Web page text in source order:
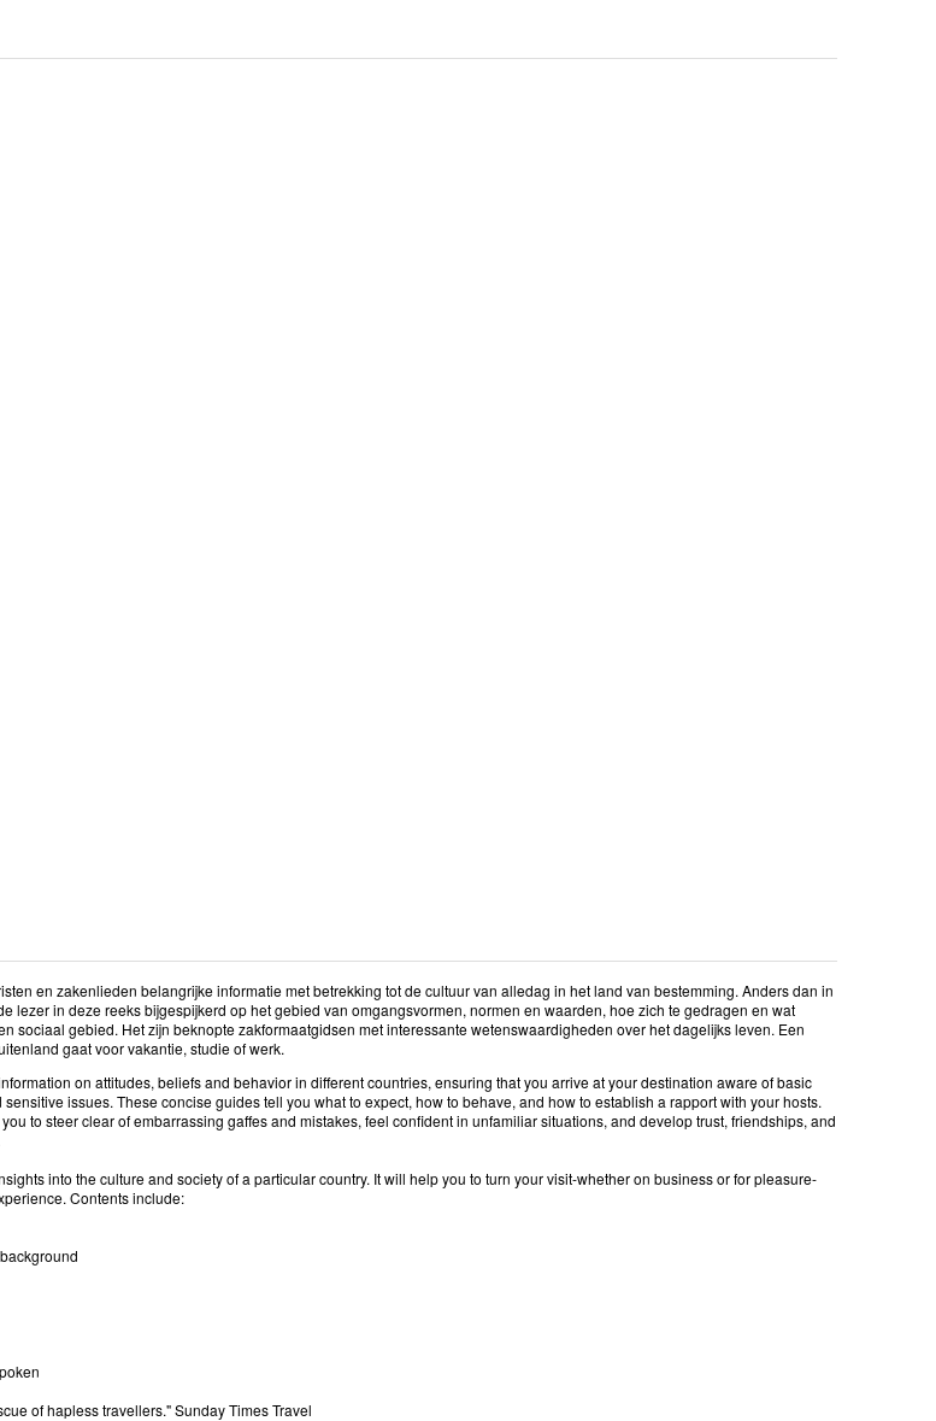
en zakenlieden belangrijke informatie met betrekking tot de cultuur van alledag in het land van bestemming. Anders dan in
lezer in deze reeks bijgespijkerd op het gebied van omgangsvormen, normen en waarden, hoe zich te gedragen en wat
sociaal gebied. Het zijn beknopte zakformaatgidsen met interessante wetenswaardigheden over het dagelijks leven. Een
gaat voor vakantie, studie of werk.
on attitudes, beliefs and behavior in different countries, ensuring that you arrive at your destination aware of basic
issues. These concise guides tell you what to expect, how to behave, and how to establish a rapport with your hosts.
to steer clear of embarrassing gaffes and mistakes, feel confident in unfamiliar situations, and develop trust, friendships, and
into the culture and society of a particular country. It will help you to turn your visit-whether on business or for pleasure-
Contents include:
of hapless travellers." Sunday Times Travel